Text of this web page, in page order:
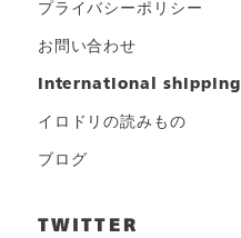
プライバシーポリシー
お問い合わせ
international shipping
イロドリの読みもの
ブログ
TWITTER